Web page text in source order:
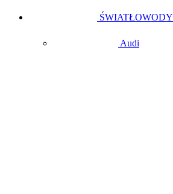
ŚWIATŁOWODY
Audi